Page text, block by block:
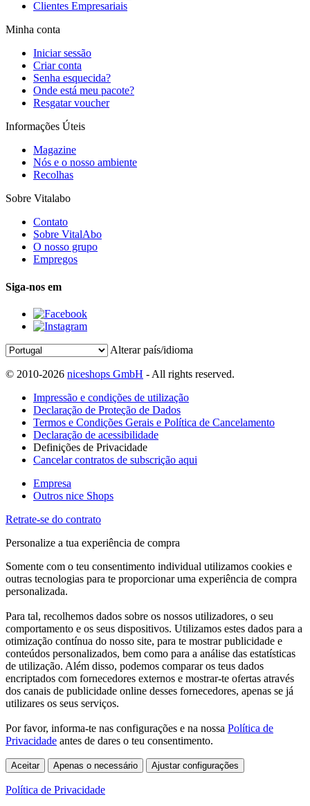
Clientes Empresariais
Minha conta
Iniciar sessão
Criar conta
Senha esquecida?
Onde está meu pacote?
Resgatar voucher
Informações Úteis
Magazine
Nós e o nosso ambiente
Recolhas
Sobre Vitalabo
Contato
Sobre VitalAbo
O nosso grupo
Empregos
Siga-nos em
Alterar país/idioma
© 2010-2026 niceshops GmbH - All rights reserved.
Impressão e condições de utilização
Declaração de Proteção de Dados
Termos e Condições Gerais e Política de Cancelamento
Declaração de acessibilidade
Definições de Privacidade
Cancelar contratos de subscrição aqui
Empresa
Outros nice Shops
Retrate-se do contrato
Personalize a tua experiência de compra
Somente com o teu consentimento individual utilizamos cookies e
outras tecnologias para te proporcionar uma experiência de compra
personalizada.
Para tal, recolhemos dados sobre os nossos utilizadores, o seu
comportamento e os seus dispositivos. Utilizamos estes dados para a
otimização contínua do nosso site, para te mostrar publicidade e
conteúdos personalizados, bem como para a análise das estatísticas
de utilização. Além disso, podemos comparar os teus dados
encriptados com fornecedores externos e mostrar-te ofertas através
dos canais de publicidade online desses fornecedores, apenas se já
utilizares os seus serviços.
Por favor, informa-te nas configurações e na nossa Política de
Privacidade antes de dares o teu consentimento.
Aceitar Apenas o necessário Ajustar configurações
Política de Privacidade